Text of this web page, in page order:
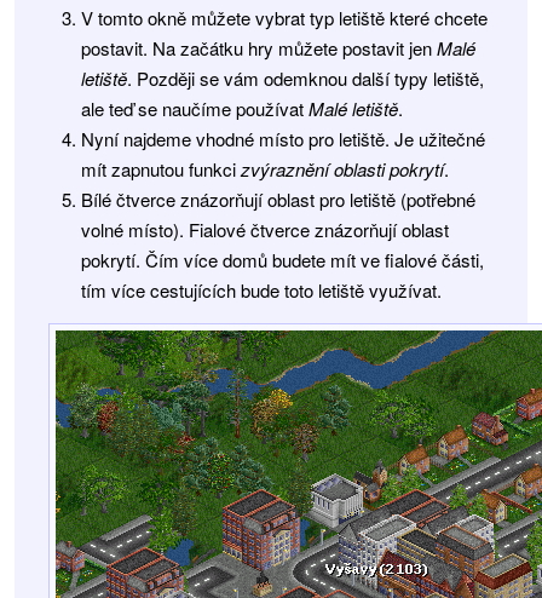
V tomto okně můžete vybrat typ letiště které chcete
postavit. Na začátku hry můžete postavit jenMalé
letiště. Později se vám odemknou další typy letiště,
ale teď se naučíme používatMalé letiště.
Nyní najdeme vhodné místo pro letiště. Je užitečné
mít zapnutou funkcizvýraznění oblasti pokrytí.
Bílé čtverce znázorňují oblast pro letiště (potřebné
volné místo). Fialové čtverce znázorňují oblast
pokrytí. Čím více domů budete mít ve fialové části,
tím více cestujících bude toto letiště využívat.